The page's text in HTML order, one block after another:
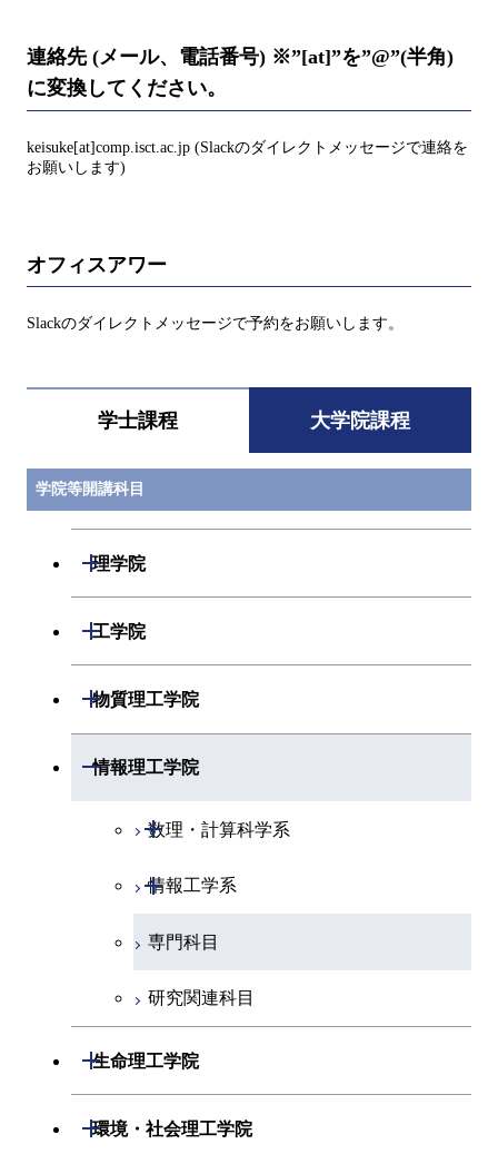
連絡先 (メール、電話番号) ※”[at]”を”@”(半角)
に変換してください。
keisuke[at]comp.isct.ac.jp (Slackのダイレクトメッセージで連絡を
お願いします)
オフィスアワー
Slackのダイレクトメッセージで予約をお願いします。
学士課程 大学院課程
学院等開講科目
理学院
開閉
物理学コース
化学系
開閉
工学院
開閉
機械系
開閉
コース
ライフエンジニアリングコ
ース
人間医療科学技術コース
コース
人間医療科学技術コース
ライフエンジニアリングコ
原子核工学コース
コース
人間医療科学技術コース
エンジニアリングデザイン
物質理工学院
開閉
材料系
開閉
材料コース
エネルギーコース
ライフエンジニアリングコ
人間医療科学技術コース
応用化学系
応用化学コース
エネルギー・情報コース
原子核工学コース
専門科目
情報理工学院
開閉
数理・計算科学系
開閉
数理・計算科学コース
知能情報コース
情報工学系
開閉
情報工学コース
ライフエンジニアリングコ
ース
エネルギー・情報コース
専門科目
研究関連科目
生命理工学院
開閉
生命理工学系
開閉
環境・社会理工学院
開閉